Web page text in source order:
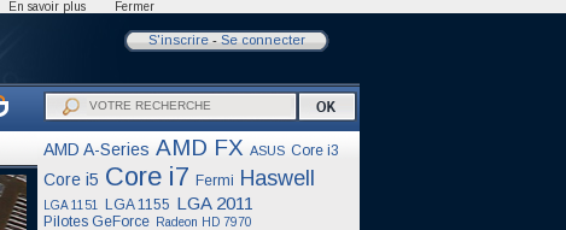
S'inscrire- Se connecter
AMD A-Series AMD FX ASUS Core i3
Core i5 Core i7 Fermi Haswell
LGA 1151 LGA 1155 LGA 2011
Pilotes GeForce Radeon HD 7970
En savoir plus Fermer